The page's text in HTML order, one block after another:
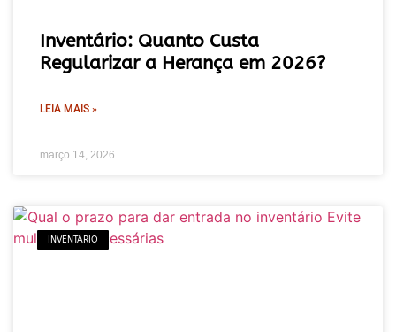
Inventário: Quanto Custa
Regularizar a Herança em 2026?
LEIA MAIS »
março 14, 2026
INVENTÁRIO